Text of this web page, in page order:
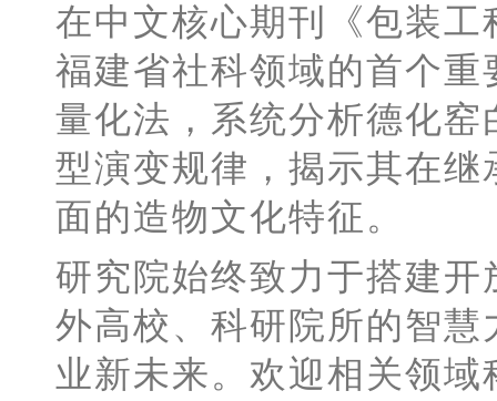
在中文核心期刊《包装工
福建省社科领域的首个
量化法，系统分析德化
型演变规律，揭示其在
面的造物文化特征。
研究院始终致力于搭建
外高校、科研院所的智
业新未来。欢迎相关领